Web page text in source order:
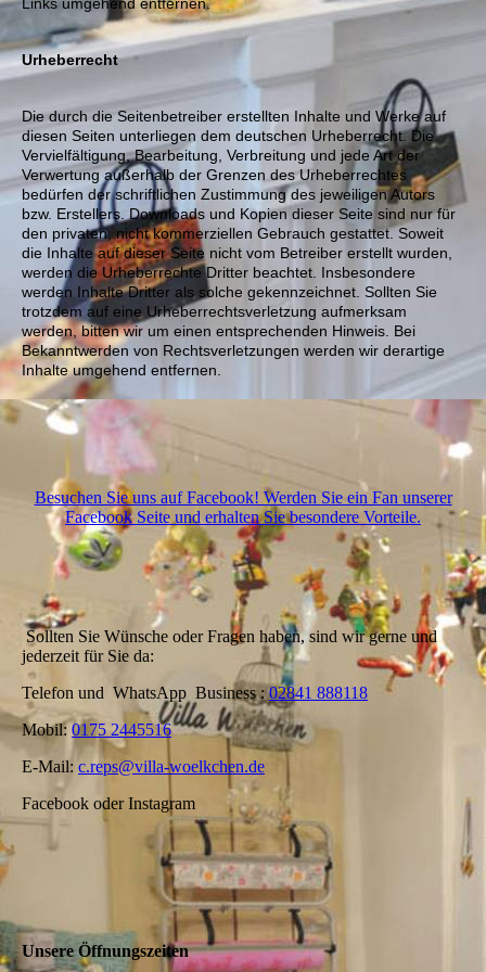
Urheberrecht
Die durch die Seitenbetreiber erstellten Inhalte und Werke auf
diesen Seiten unterliegen dem deutschen Urheberrecht. Die
Vervielfältigung, Bearbeitung, Verbreitung und jede Art der
Verwertung außerhalb der Grenzen des Urheberrechtes
bedürfen der schriftlichen Zustimmung des jeweiligen Autors
bzw. Erstellers. Downloads und Kopien dieser Seite sind nur für
den privaten, nicht kommerziellen Gebrauch gestattet. Soweit
die Inhalte auf dieser Seite nicht vom Betreiber erstellt wurden,
werden die Urheberrechte Dritter beachtet. Insbesondere
werden Inhalte Dritter als solche gekennzeichnet. Sollten Sie
trotzdem auf eine Urheberrechtsverletzung aufmerksam
werden, bitten wir um einen entsprechenden Hinweis. Bei
Bekanntwerden von Rechtsverletzungen werden wir derartige
Inhalte umgehend entfernen.
Besuchen Sie uns auf Facebook! Werden Sie ein Fan unserer
Facebook Seite und erhalten Sie besondere Vorteile.
Sollten Sie Wünsche oder Fragen haben, sind wir gerne und
jederzeit für Sie da:
Telefon und WhatsApp Business :02841 888118
Mobil: 0175 2445516
E-Mail: c.reps@villa-woelkchen.de
Facebook oder Instagram
Unsere Öffnungszeiten